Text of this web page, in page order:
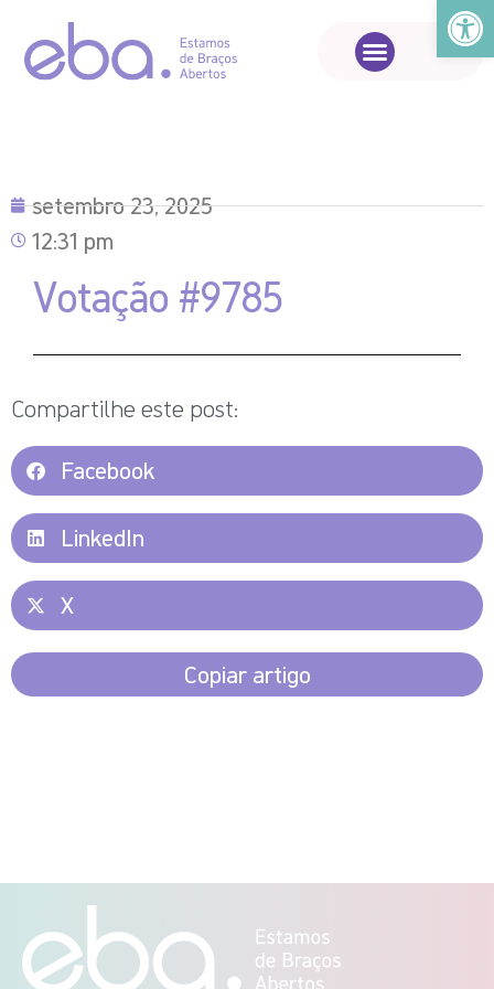
Abrir
setembro 23, 2025
12:31 pm
Votação #9785
Compartilhe este post:
Facebook
LinkedIn
X
Copiar artigo